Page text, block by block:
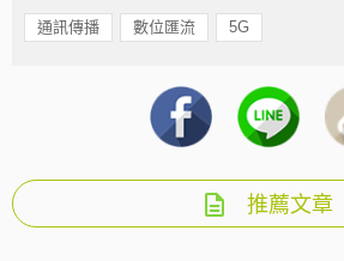
通訊傳播 數位匯流 5G
推薦文章